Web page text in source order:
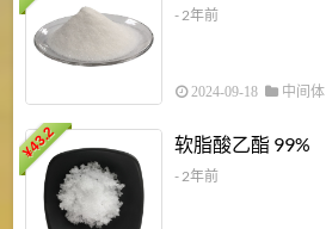
- 2年前
2024-09-18 中间体
¥
43.2 软脂酸乙酯 99%
- 2年前